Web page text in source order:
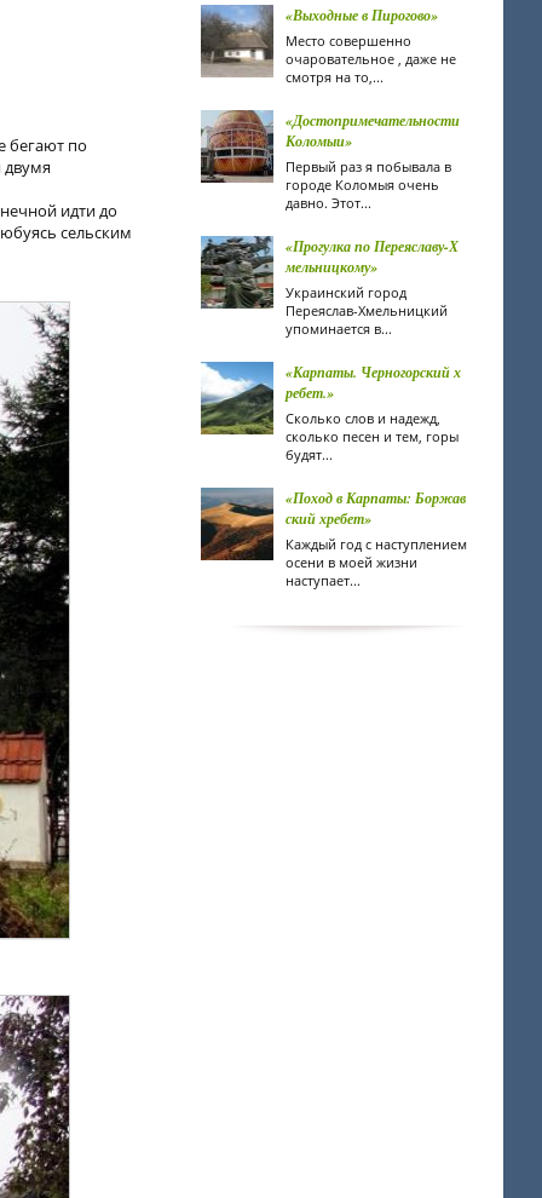
бегают по
двумя
идти до
сельским
«Выходные в Пирогово»
Место совершенно
очаровательное , даже не
смотря на то,...
«Достопримечательности
Коломыи»
Первый раз я побывала в
городе Коломыя очень
давно. Этот...
«Прогулка по Переяславу-Х
мельницкому»
Украинский город
Переяслав-Хмельницкий
упоминается в...
«Карпаты. Черногорский х
ребет.»
Сколько слов и надежд,
сколько песен и тем, горы
будят...
«Поход в Карпаты: Боржав
ский хребет»
Каждый год с наступлением
осени в моей жизни
наступает...